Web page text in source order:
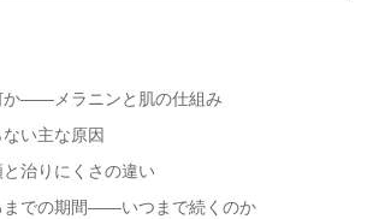
か——メラニンと肌の仕組み
い主な原因
治りにくさの違い
までの期間——いつまで続くのか